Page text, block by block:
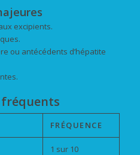
excipients.
ou antécédents d’hépatite
fréquents
FRÉQUENCE
1 sur 10